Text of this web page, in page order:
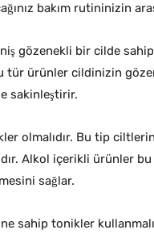
bakım rutininizin
gözenekli bir cilde
tür ürünler cildinizin
sakinleştirir.
olmalıdır. Bu tip
Alkol içerikli ürünler
sağlar.
sahip tonikler